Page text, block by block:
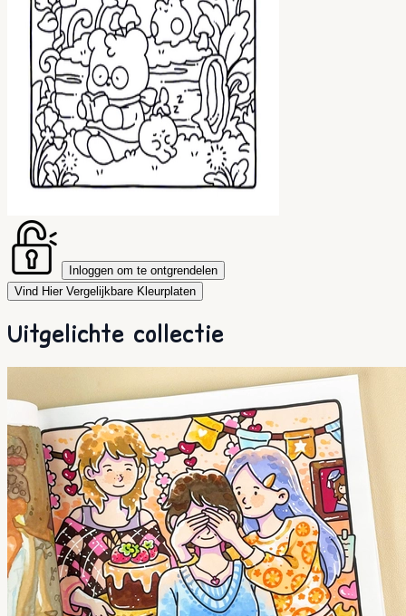
Inloggen om te ontgrendelen
Vind Hier Vergelijkbare Kleurplaten
Uitgelichte collectie